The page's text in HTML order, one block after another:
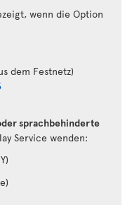
wenn die Option
dem Festnetz)
sprachbehinderte
Service wenden: